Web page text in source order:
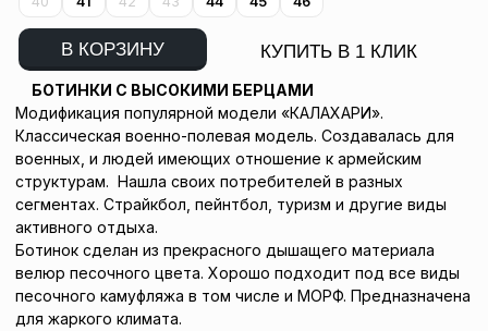
В КОРЗИНУ КУПИТЬ В 1 КЛИК
БОТИНКИ С ВЫСОКИМИ БЕРЦАМИ
Модификация популярной модели «КАЛАХАРИ».
Классическая военно-полевая модель. Создавалась для
военных, и людей имеющих отношение к армейским
структурам. Нашла своих потребителей в разных
сегментах. Страйкбол, пейнтбол, туризм и другие виды
активного отдыха.
Ботинок сделан из прекрасного дышащего материала
велюр песочного цвета. Хорошо подходит под все виды
песочного камуфляжа в том числе и МОРФ. Предназначена
для жаркого климата.